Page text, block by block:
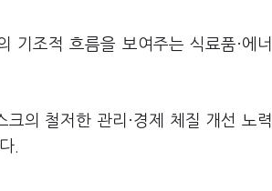
조적 흐름을 보여주는 식료품·에너
의 철저한 관리·경제 체질 개선 노력
.